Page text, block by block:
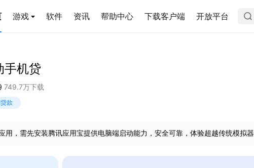
游戏 软件 资讯 帮助中心 下载客户端 开放平台
手机贷
749.7万下载
款
用，需先安装腾讯应用宝提供电脑端启动能力，安全可靠，体验超越传统模拟器